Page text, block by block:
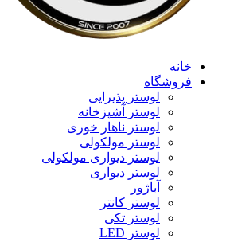
خانه
فروشگاه
لوستر پذیرایی
لوستر آشپزخانه
لوستر ناهار خوری
لوستر مولکولی
لوستر دیواری مولکولی
لوستر دیواری
آباژور
لوستر کانتر
لوستر تکی
لوستر LED